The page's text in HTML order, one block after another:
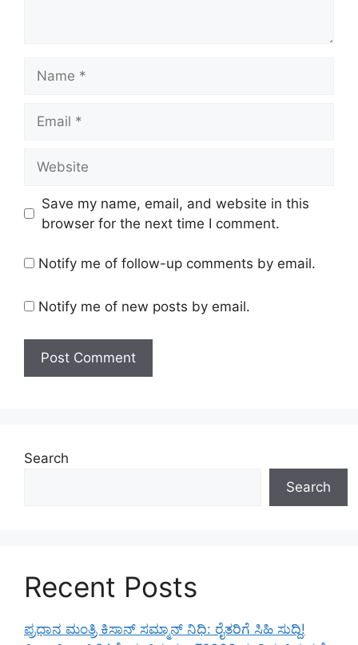
Save my name, email, and website in this
browser for the next time I comment.
Notify me of follow-up comments by email.
Notify me of new posts by email.
Search
Search
Recent Posts
ಪ್ರಧಾನ ಮಂತ್ರಿ ಕಿಸಾನ್ ಸಮ್ಮಾನ್ ನಿಧಿ: ರೈತರಿಗೆ ಸಿಹಿ ಸುದ್ದಿ!